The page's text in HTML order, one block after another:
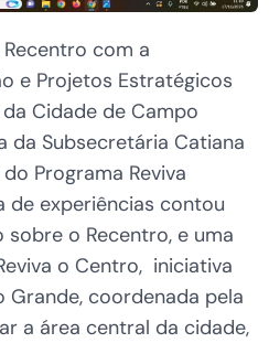
com a
e Projetos Estratégicos
Cidade de Campo
da Subsecretária Catiana
Programa Reviva
de experiências contou
o Recentro, e uma
o Centro, iniciativa
Grande, coordenada pela
a área central da cidade,